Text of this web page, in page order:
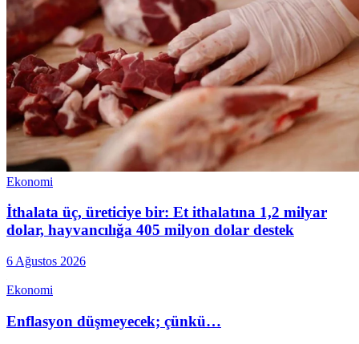
Ekonomi
İthalata üç, üreticiye bir: Et ithalatına 1,2 milyar
dolar, hayvancılığa 405 milyon dolar destek
6 Ağustos 2026
Ekonomi
Enflasyon düşmeyecek; çünkü…